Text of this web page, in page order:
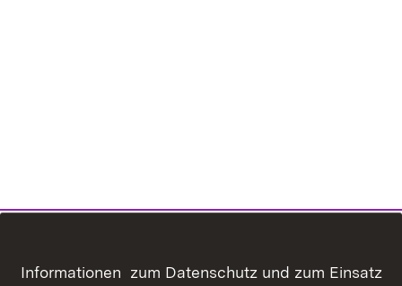
Informationen zum Datenschutz und zum Einsatz